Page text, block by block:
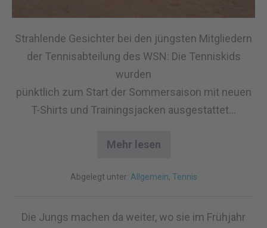
Strahlende Gesichter bei den jüngsten Mitgliedern
der Tennisabteilung des WSN: Die Tenniskids
wurden
pünktlich zum Start der Sommersaison mit neuen
T-Shirts und Trainingsjacken ausgestattet…
Mehr lesen
Abgelegt unter: Allgemein, Tennis
Die Jungs machen da weiter, wo sie im Frühjahr